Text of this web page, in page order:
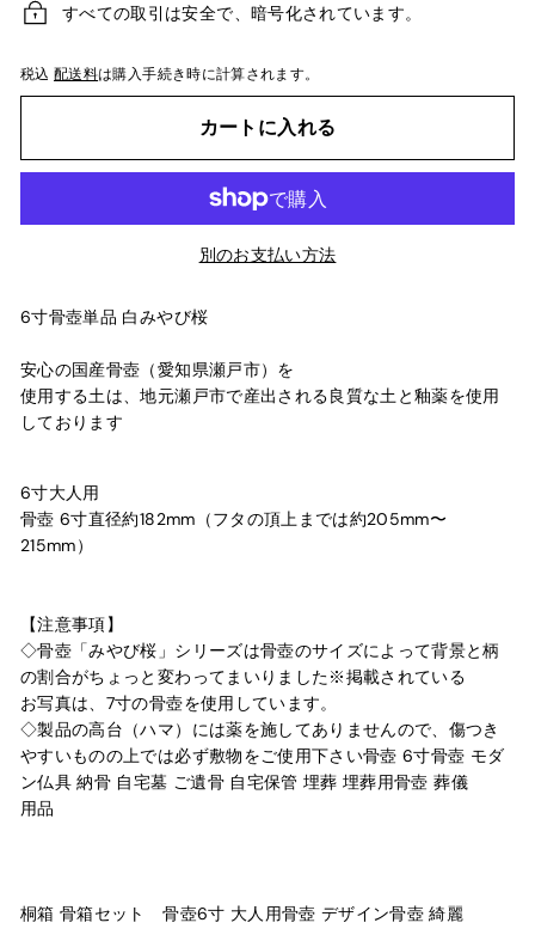
すべての取引は安全で、暗号化されています。
税込配送料は購入手続き時に計算されます。
カートに入れる
別のお支払い方法
6寸骨壺単品 白みやび桜
安心の国産骨壺（愛知県瀬戸市）を
使用する土は、地元瀬戸市で産出される良質な土と釉薬を使用
しております
6寸大人用
骨壺 6寸直径約182mm（フタの頂上までは約205mm〜
215mm）
【注意事項】
◇骨壺「みやび桜」シリーズは骨壺のサイズによって背景と柄
の割合がちょっと変わってまいりました※掲載されている
お写真は、7寸の骨壺を使用しています。
◇製品の高台（ハマ）には薬を施してありませんので、傷つき
やすいものの上では必ず敷物をご使用下さい骨壺 6寸骨壺 モダ
ン仏具 納骨 自宅墓 ご遺骨 自宅保管 埋葬 埋葬用骨壺 葬儀
用品
桐箱 骨箱セット骨壺6寸 大人用骨壺 デザイン骨壺 綺麗